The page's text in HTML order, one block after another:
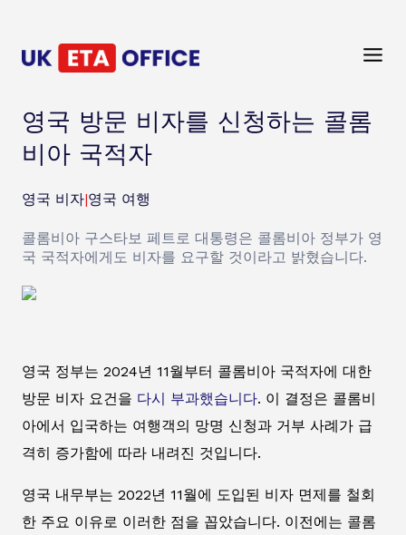
영국 방문 비자를 신청하는 콜롬
비아 국적자
영국 비자|영국 여행
콜롬비아 구스타보 페트로 대통령은 콜롬비아 정부가 영
국 국적자에게도 비자를 요구할 것이라고 밝혔습니다.
영국 정부는 2024년 11월부터 콜롬비아 국적자에 대한
방문 비자 요건을 다시 부과했습니다. 이 결정은 콜롬비
아에서 입국하는 여행객의 망명 신청과 거부 사례가 급
격히 증가함에 따라 내려진 것입니다.
영국 내무부는 2022년 11월에 도입된 비자 면제를 철회
한 주요 이유로 이러한 점을 꼽았습니다. 이전에는 콜롬